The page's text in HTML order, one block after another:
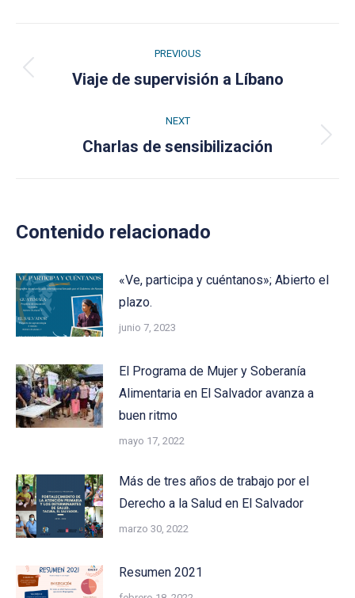
navigation
PREVIOUS
Previous
Viaje de supervisión a Líbano
NEXT
Next
Charlas de sensibilización
Contenido relacionado
«Ve, participa y cuéntanos»; Abierto el
plazo.
junio 7, 2023
El Programa de Mujer y Soberanía
Alimentaria en El Salvador avanza a
buen ritmo
mayo 17, 2022
Más de tres años de trabajo por el
Derecho a la Salud en El Salvador
marzo 30, 2022
Resumen 2021